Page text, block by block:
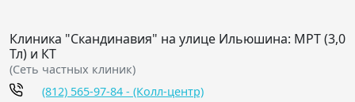
Клиника "Скандинавия" на улице Ильюшина: МРТ (3,0
Тл) и КТ
(Сеть частных клиник)
(812) 565-97-84 - (Колл-центр)